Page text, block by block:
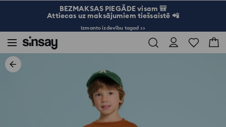
BEZMAKSAS PIEGĀDE visam 🎒
Attiecas uz maksājumiem tiešsaistē 📲
Izmanto izdevību tagad >>